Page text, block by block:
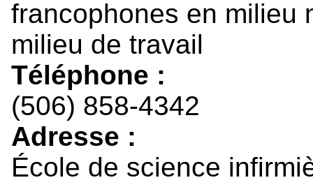
francophones en milieu
milieu de travail
Téléphone :
(506) 858-4342
Adresse :
École de science